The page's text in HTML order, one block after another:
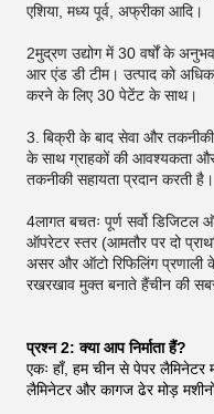
एशिया, मध्य पूर्व, अफ्रीका आदि।
2मुद्रण उद्योग में 30 वर्षों के
आर एंड डी टीम। उत्पाद को
करने के लिए 30 पेटेंट के साथ।
3. बिक्री के बाद सेवा और
के साथ ग्राहकों की आवश्यकता
तकनीकी सहायता प्रदान करती है।
4लागत बचतः पूर्ण सर्वो
ऑपरेटर स्तर (आमतौर पर दो
असर और ऑटो रिफिलिंग प्रणाली
रखरखाव मुक्त बनाते हैंचीन की
प्रश्न 2: क्या आप निर्माता हैं?
एकः हाँ, हम चीन से पेपर लैमिनेटर
लैमिनेटर और कागज ढेर मोड़ मशीनों